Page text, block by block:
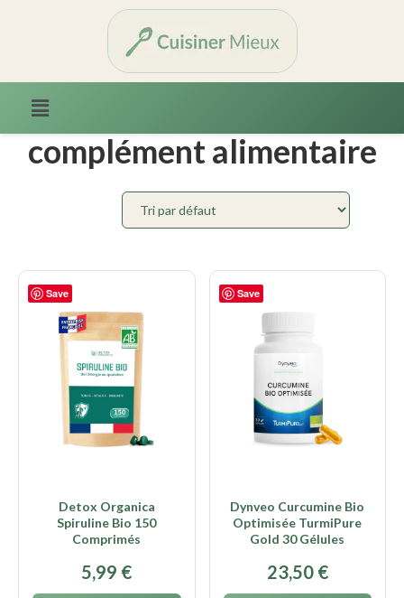
complément alimentaire
Save
Detox Organica
Spiruline Bio 150
Comprimés
5,99 €
Save
Dynveo Curcumine Bio
Optimisée TurmiPure
Gold 30 Gélules
23,50 €